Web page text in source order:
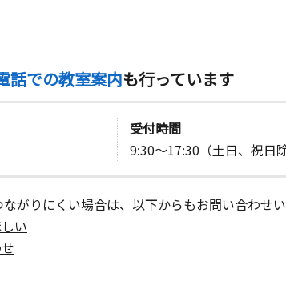
話での教室案内も行っています
受付時間
9:30～17:30（土日、祝日除
がりにくい場合は、以下からもお問い合わせい
い